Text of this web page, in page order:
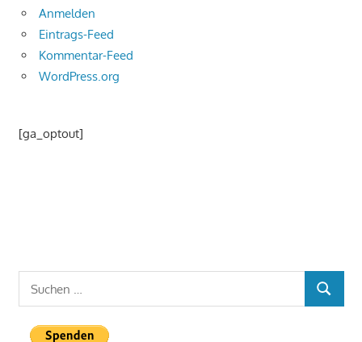
Anmelden
Eintrags-Feed
Kommentar-Feed
WordPress.org
[ga_optout]
SUCHEN